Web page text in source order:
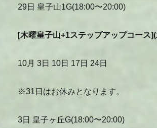
29日 皇子山1G(18:00〜20:00)
[木曜皇子山+1ステップアップコース
10月 3日 10日 17日 24日
※31日はお休みとなります。
3日 皇子ヶ丘G(18:00〜20:00)